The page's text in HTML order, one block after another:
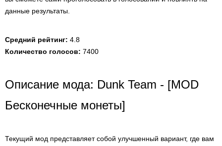
данные результаты.
Средний рейтинг: 4.8
Количество голосов: 7400
Описание мода: Dunk Team - [MOD
Бесконечные монеты]
Текущий мод представляет собой улучшенный вариант, где вам